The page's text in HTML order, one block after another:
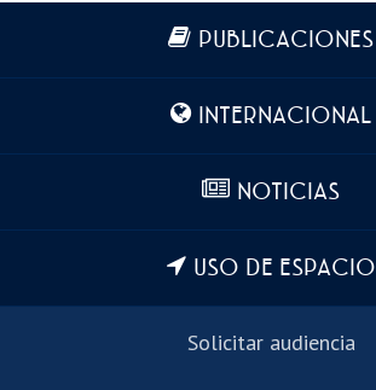
Más información
PUBLICACIONES
INTERNACIONAL
NOTICIAS
USO DE ESPACIO
Solicitar audiencia